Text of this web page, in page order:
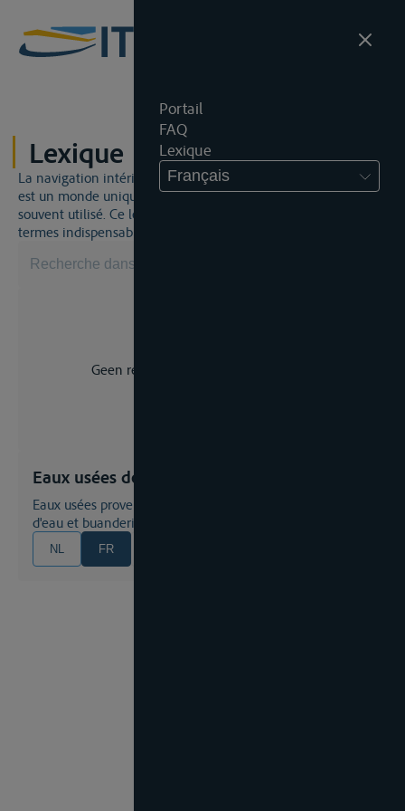
Portail
FAQ
Lexique
Français
Lexique
La navigation intérieure et du droit de la navigation intérieure
est un monde unique. Cela signifie qu'un jargon spécifique est
souvent utilisé. Ce lexique vous aidera à maîtriser certains
termes indispensables.
Geen resultaat voor uw zoekopdracht.
Eaux usées domestiques
Eaux usées provenant de cuisines, salles à manger, salles
d'eau et buanderies ainsi qu'eaux fécales
NL FR